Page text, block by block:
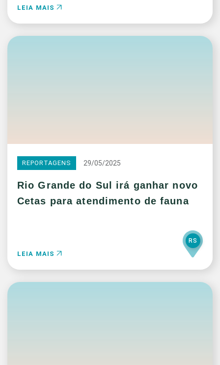
LEIA MAIS
REPORTAGENS 29/05/2025
Rio Grande do Sul irá ganhar novo
Cetas para atendimento de fauna
LEIA MAIS
RS